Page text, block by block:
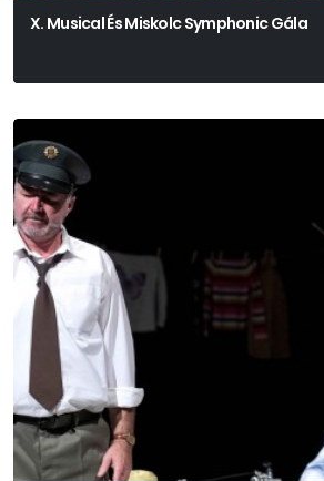
X. Musical És Miskolc Symphonic Gála